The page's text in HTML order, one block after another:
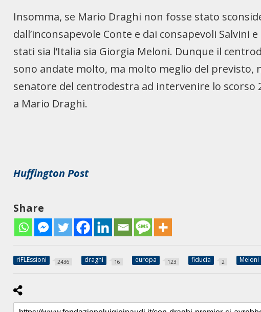
Insomma, se Mario Draghi non fosse stato
dall’inconsapevole Conte e dai consapevoli Salvini
stati sia l’Italia sia Giorgia Meloni. Dunque il
sono andate molto, ma molto meglio del previsto,
senatore del centrodestra ad intervenire lo
a Mario Draghi.
Huffington Post
Share
riFLEssioni 2436 draghi 16 europa 123 fiducia 2 Meloni